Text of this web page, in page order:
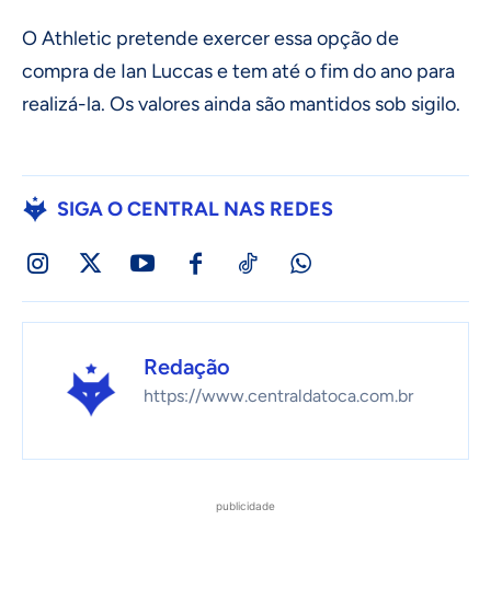
O Athletic pretende exercer essa opção de
compra de Ian Luccas e tem até o fim do ano para
realizá-la. Os valores ainda são mantidos sob sigilo.
SIGA O CENTRAL NAS REDES
Redação
https://www.centraldatoca.com.br
publicidade